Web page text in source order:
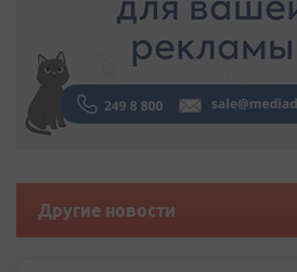
Другие новости